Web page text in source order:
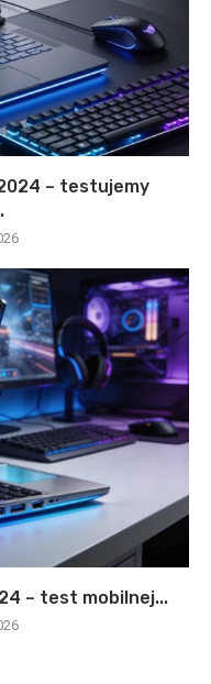
– testujemy
– test mobilnej...